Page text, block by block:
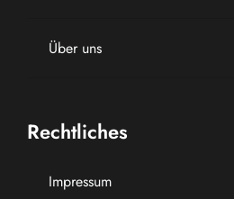
Über uns
Rechtliches
Impressum